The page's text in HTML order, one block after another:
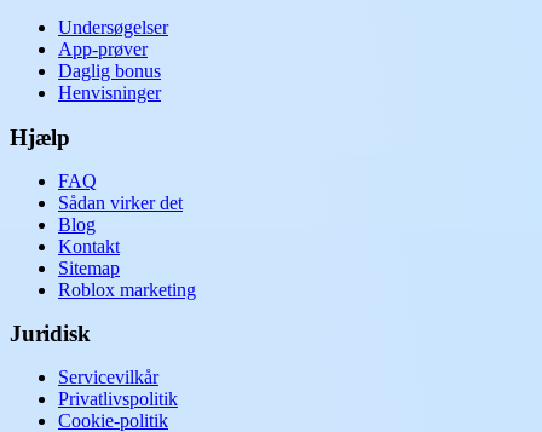
Undersøgelser
App-prøver
Daglig bonus
Henvisninger
Hjælp
FAQ
Sådan virker det
Blog
Kontakt
Sitemap
Roblox marketing
Juridisk
Servicevilkår
Privatlivspolitik
Cookie-politik